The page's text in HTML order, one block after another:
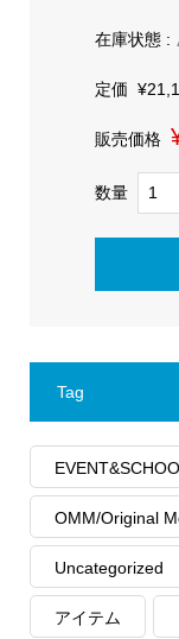
在庫状態 :
定価
販売価格
数量
Tag
OMM/Original
Uncategorized
アイテム